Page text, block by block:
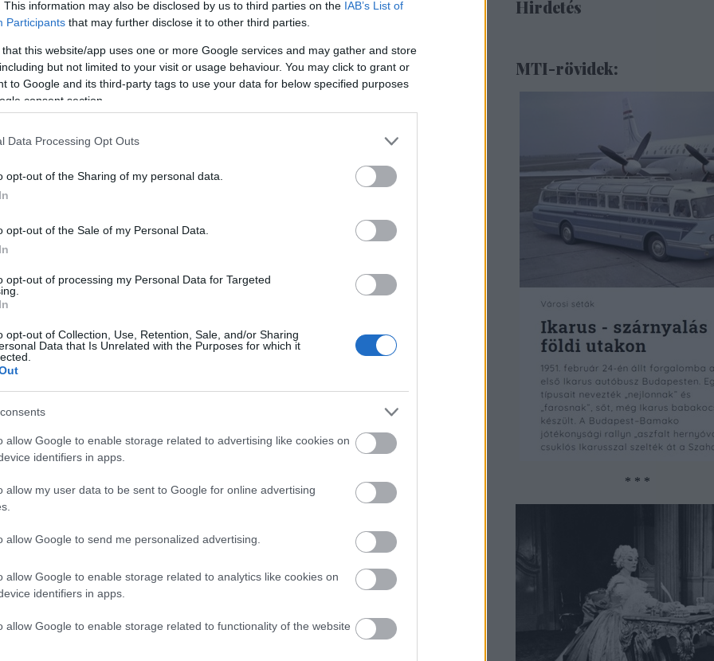
This information may also be disclosed by us to third parties on the IAB’s List of
Participants that may further disclose it to other third parties.
that this website/app uses one or more Google services and may gather and store
but not limited to your visit or usage behaviour. You may click to grant or
to Google and its third-party tags to use your data for below specified purposes
consent section.
Data Processing Opt Outs
opt-out of the Sharing of my personal data.
opt-out of the Sale of my Personal Data.
opt-out of processing my Personal Data for Targeted
opt-out of Collection, Use, Retention, Sale, and/or Sharing
Data that Is Unrelated with the Purposes for which it
allow Google to enable storage related to advertising like cookies on
identifiers in apps.
allow my user data to be sent to Google for online advertising
allow Google to send me personalized advertising.
allow Google to enable storage related to analytics like cookies on
identifiers in apps.
allow Google to enable storage related to functionality of the website
gyémántbányájában
kaland - 2. rész
01.
Angliáig egy kis Fiattal Az
ITT nézhetitek meg. Az ausztrál
és Stuart Harper nem
utazása folytatódik. 1969
Napi érdekes - 260
1909. Bartók Béla magyar zeneszerző
népzenei gyűjtés közben fonográffal
- 248 Napi érdekes - 236
Hirdetés
MTI-rövidek:
* * *